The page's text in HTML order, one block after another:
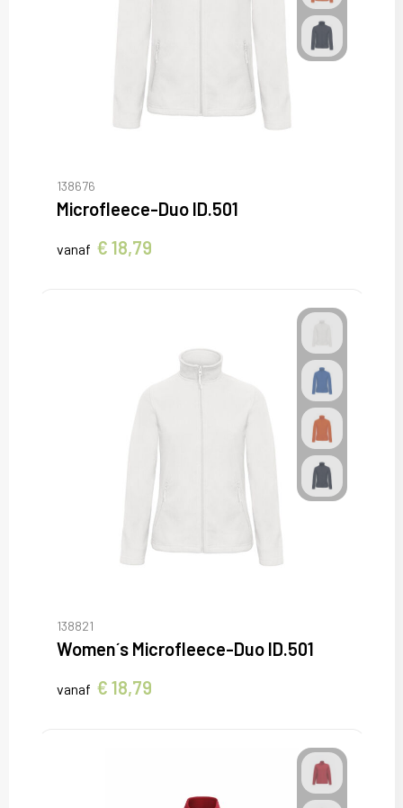
138676
Microfleece-Duo ID.501
vanaf € 18,79
138821
Women´s Microfleece-Duo ID.501
vanaf € 18,79